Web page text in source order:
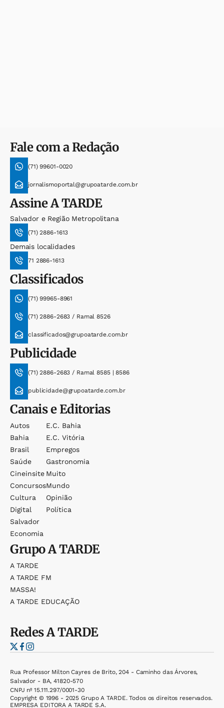
Fale com a Redação
(71) 99601-0020
jornalismoportal@grupoatarde.com.br
AssineA TARDE
Salvador e Região Metropolitana
(71) 2886-1613
Demais localidades
71 2886-1613
Classificados
(71) 99965-8961
(71) 2886-2683 / Ramal 8526
classificados@grupoatarde.com.br
Publicidade
(71) 2886-2683 / Ramal 8585 | 8586
publicidade@grupoatarde.com.br
Canais e Editorias
Autos
Bahia
Brasil
Saúde
Cineinsite
Concursos
Cultura
Digital
Salvador
Economia
E.c. Bahia
E.c. Vitória
Empregos
Gastronomia
Muito
Mundo
Opinião
Política
GrupoA TARDE
A TARDE
A TARDE FM
MASSA!
A TARDE EDUCAÇÃO
RedesA TARDE
Rua Professor Milton Cayres de Brito, 204 - Caminho das Árvores,
Salvador - BA, 41820-570
CNPJ nº 15.111.297/0001-30
Copyright © 1996 - 2025 Grupo A TARDE. Todos os direitos reservados.
EMPRESA EDITORA A TARDE S.A.